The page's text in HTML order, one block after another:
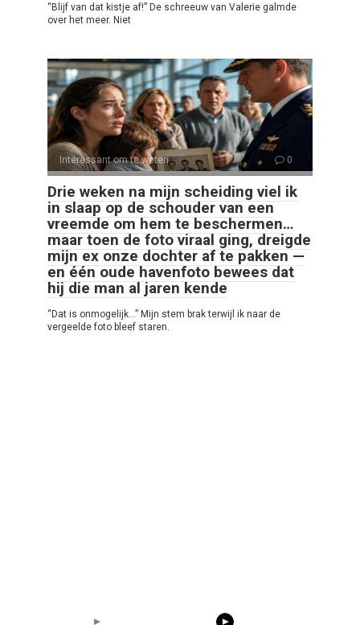
“Blijf van dat kistje af!” De schreeuw van Valerie galmde
over het meer. Niet
Interessant om te weten 0
Drie weken na mijn scheiding viel ik
in slaap op de schouder van een
vreemde om hem te beschermen…
maar toen de foto viraal ging, dreigde
mijn ex onze dochter af te pakken —
en één oude havenfoto bewees dat
hij die man al jaren kende
“Dat is onmogelijk…” Mijn stem brak terwijl ik naar de
vergeelde foto bleef staren.